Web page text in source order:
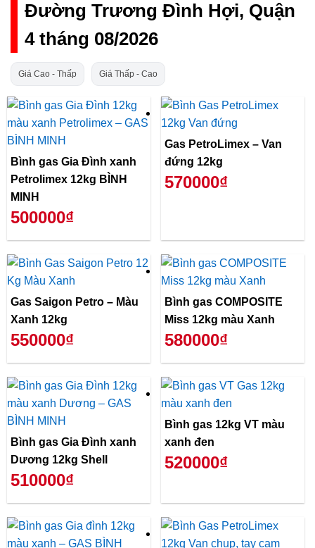
Đường Trương Đình Hợi, Quận
4 tháng 08/2026
Giá Cao - Thấp Giá Thấp - Cao
Bình gas Gia Đình xanh
Petrolimex 12kg BÌNH
MINH
500000₫
Gas PetroLimex – Van
đứng 12kg
570000₫
Gas Saigon Petro – Màu
Xanh 12kg
550000₫
Bình gas COMPOSITE
Miss 12kg màu Xanh
580000₫
Bình gas Gia Đình xanh
Dương 12kg Shell
510000₫
Bình gas 12kg VT màu
xanh đen
520000₫